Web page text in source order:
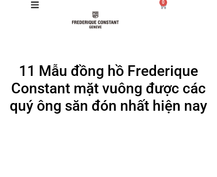
Manufacture
Sản phẩm
0
11 Mẫu đồng hồ Frederique
Constant mặt vuông được các
quý ông săn đón nhất hiện nay